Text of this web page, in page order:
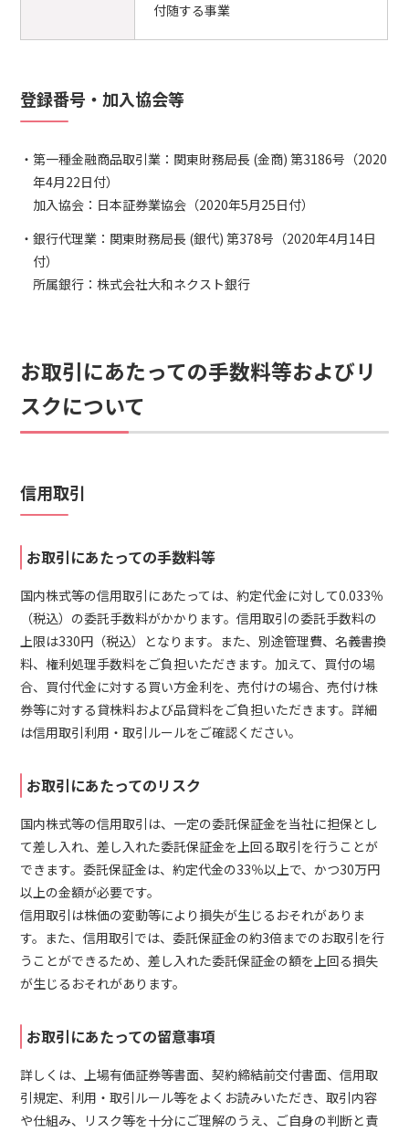
付随する事業
登録番号・加入協会等
第一種金融商品取引業：関東財務局長 (金商) 第3186号（2020
年4月22日付）
加入協会：日本証券業協会（2020年5月25日付）
銀行代理業：関東財務局長 (銀代) 第378号（2020年4月14日
付）
所属銀行：株式会社大和ネクスト銀行
お取引にあたっての手数料等およびリ
スクについて
信用取引
お取引にあたっての手数料等
国内株式等の信用取引にあたっては、約定代金に対して0.033％
（税込）の委託手数料がかかります。信用取引の委託手数料の
上限は330円（税込）となります。また、別途管理費、名義書換
料、権利処理手数料をご負担いただきます。加えて、買付の場
合、買付代金に対する買い方金利を、売付けの場合、売付け株
券等に対する貸株料および品貸料をご負担いただきます。詳細
は信用取引利用・取引ルールをご確認ください。
お取引にあたってのリスク
国内株式等の信用取引は、一定の委託保証金を当社に担保とし
て差し入れ、差し入れた委託保証金を上回る取引を行うことが
できます。委託保証金は、約定代金の33％以上で、かつ30万円
以上の金額が必要です。
信用取引は株価の変動等により損失が生じるおそれがありま
す。また、信用取引では、委託保証金の約3倍までのお取引を行
うことができるため、差し入れた委託保証金の額を上回る損失
が生じるおそれがあります。
お取引にあたっての留意事項
詳しくは、上場有価証券等書面、契約締結前交付書面、信用取
引規定、利用・取引ルール等をよくお読みいただき、取引内容
や仕組み、リスク等を十分にご理解のうえ、ご自身の判断と責